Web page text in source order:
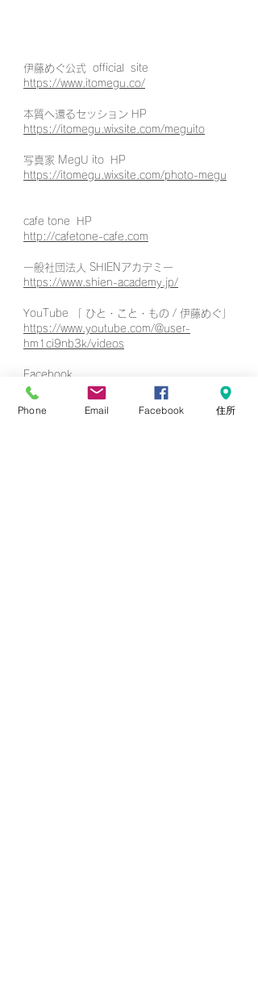
伊藤めぐ公式 official site
https://www.itomegu.co/
本質へ還るセッション HP
https://itomegu.wixsite.com/meguito
写真家 MegU ito HP
https://itomegu.wixsite.com/photo-megu
cafe tone HP
http://cafetone-cafe.com
一般社団法人 SHIENアカデミー
https://www.shien-academy.jp/
YouTube 「 ひと・こと・もの / 伊藤めぐ」​
https://www.youtube.com/@user-
hm1ci9nb3k/videos
Facebook
https://www.facebook.com/meg.ito.1
Phone Email Facebook 住所